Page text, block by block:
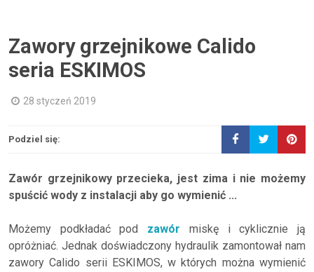
Zawory grzejnikowe Calido
seria ESKIMOS
28 styczeń 2019
Podziel się:
Zawór grzejnikowy przecieka, jest zima i nie możemy
spuścić wody z instalacji aby go wymienić ...
Możemy podkładać pod zawór miskę i cyklicznie ją
opróżniać. Jednak doświadczony hydraulik zamontował nam
zawory Calido serii ESKIMOS, w których można wymienić